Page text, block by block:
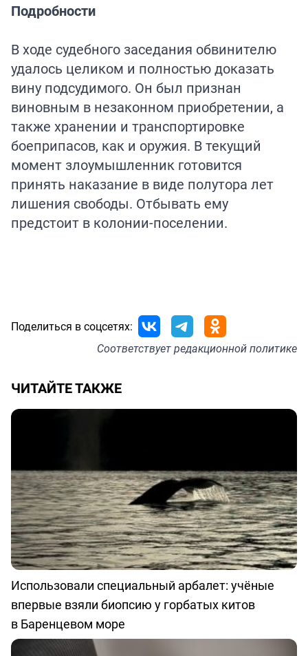
Подробности
В ходе судебного заседания обвинителю
удалось целиком и полностью доказать
вину подсудимого. Он был признан
виновным в незаконном приобретении, а
также хранении и транспортировке
боеприпасов, как и оружия. В текущий
момент злоумышленник готовится
принять наказание в виде полутора лет
лишения свободы. Отбывать ему
предстоит в колонии-поселении.
Поделиться в соцсетях:
Соответствуетредакционной политике
ЧИТАЙТЕ ТАКЖЕ
Использовали специальный арбалет: учёные
впервые взяли биопсию у горбатых китов
в Баренцевом море